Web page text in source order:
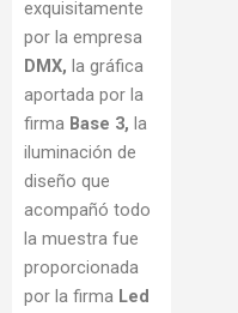
exquisitamente
por la empresa
DMX, la gráfica
aportada por la
firma Base 3, la
iluminación de
diseño que
acompañó todo
la muestra fue
proporcionada
por la firma Led